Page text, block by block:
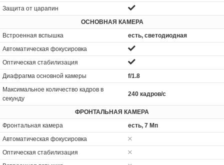
Защита от царапин
ОСНОВНАЯ КАМЕРА
Встроенная вспышка
есть, светодиодная
Автоматическая фокусировка
Оптическая стабилизация
Диафрагма основной камеры
f/1.8
Максимальное количество кадров в
секунду
240 кадров/с
ФРОНТАЛЬНАЯ КАМЕРА
Фронтальная камера
есть, 7 Мп
Автоматическая фокусировка
Оптическая стабилизация